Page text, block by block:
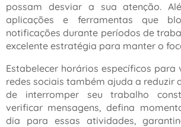
possam desviar a sua atenção.
aplicações e ferramentas que
notificações durante períodos de
excelente estratégia para manter o
Estabelecer horários específicos para
redes sociais também ajuda a reduzir
de interromper seu trabalho
verificar mensagens, defina
dia para essas atividades,